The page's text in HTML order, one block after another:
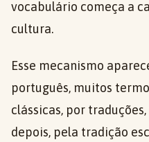
vocabulário começa a
cultura.
Esse mecanismo
português, muitos
clássicas, por
depois, pela tradição